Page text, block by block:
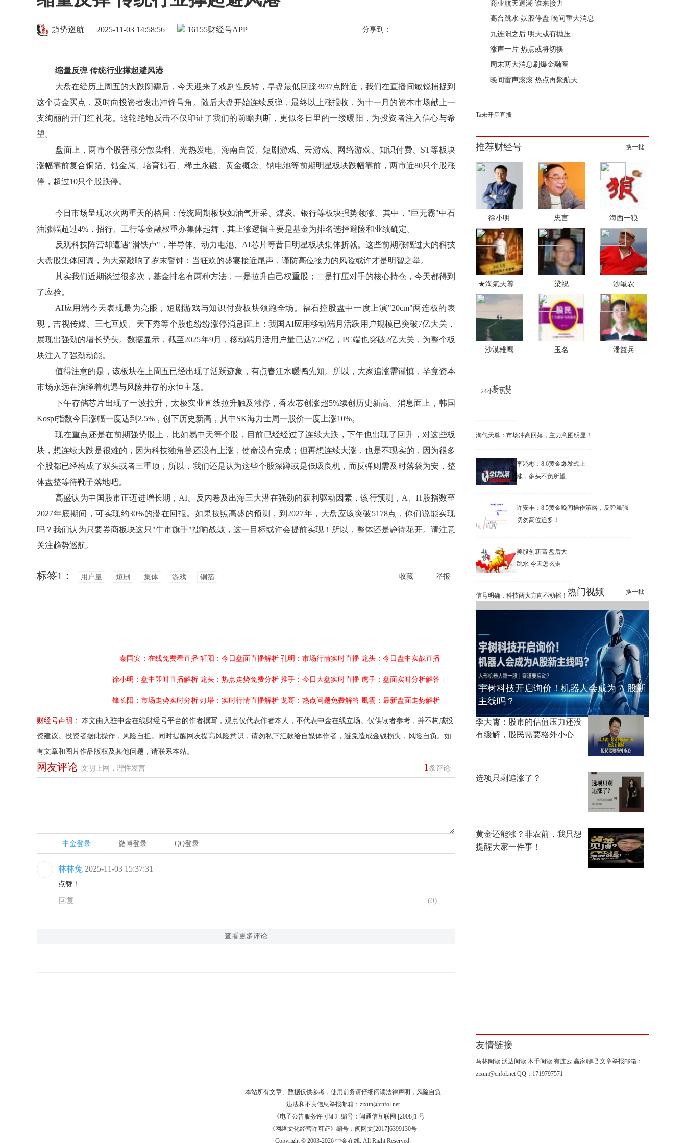
财经号APP
趋势巡航 2025-11-03 14:58:56 16155 分享到：
缩量反弹 传统行业撑起避风港
大盘在经历上周五的大跌阴霾后，今天迎来了戏剧性反转，早盘最低回踩3937点附近，我们在直播间敏锐捕捉到
这个黄金买点，及时向投资者发出冲锋号角。随后大盘开始连续反弹，最终以上涨报收，为十一月的资本市场献上一
支绚丽的开门红礼花。这轮绝地反击不仅印证了我们的前瞻判断，更似冬日里的一缕暖阳，为投资者注入信心与希
望。
盘面上，两市个股普涨分散染料、光热发电、海南自贸、短剧游戏、云游戏、网络游戏、知识付费、ST等板块
涨幅靠前复合铜箔、钴金属、培育钻石、稀土永磁、黄金概念、钠电池等前期明星板块跌幅靠前，两市近80只个股涨
停，超过10只个股跌停。
今日市场呈现冰火两重天的格局：传统周期板块如油气开采、煤炭、银行等板块强势领涨。其中，"巨无霸"中石
油涨幅超过4%，招行、工行等金融权重亦集体起舞，其上涨逻辑主要是基金为排名选择避险和业绩确定。
反观科技阵营却遭遇"滑铁卢"，半导体、动力电池、AI芯片等昔日明星板块集体折戟。这些前期涨幅过大的科技
大盘股集体回调，为大家敲响了岁末警钟：当狂欢的盛宴接近尾声，谨防高位接力的风险或许才是明智之举。
其实我们近期谈过很多次，基金排名有两种方法，一是拉升自己权重股；二是打压对手的核心持仓，今天都得到
了应验。
AI应用端今天表现最为亮眼，短剧游戏与知识付费板块领跑全场。福石控股盘中一度上演"20cm"两连板的表
现，吉视传媒、三七互娱、天下秀等个股也纷纷涨停消息面上：我国AI应用移动端月活跃用户规模已突破7亿大关，
展现出强劲的增长势头。数据显示，截至2025年9月，移动端月活用户量已达7.29亿，PC端也突破2亿大关，为整个板
块注入了强劲动能。
值得注意的是，该板块在上周五已经出现了活跃迹象，有点春江水暖鸭先知。所以，大家追涨需谨慎，毕竟资本
市场永远在演绎着机遇与风险并存的永恒主题。
下午存储芯片出现了一波拉升，太极实业直线拉升触及涨停，香农芯创涨超5%续创历史新高。消息面上，韩国
Kospi指数今日涨幅一度达到2.5%，创下历史新高，其中SK海力士周一股价一度上涨10%。
现在重点还是在前期强势股上，比如易中天等个股，目前已经经过了连续大跌，下午也出现了回升，对这些板
块，想连续大跌是很难的，因为科技独角兽还没有上涨，使命没有完成；但再想连续大涨，也是不现实的，因为很多
个股都已经构成了双头或者三重顶，所以，我们还是认为这些个股深蹲或是低吸良机，而反弹则需及时落袋为安，整
体盘整等待靴子落地吧。
高盛认为中国股市正迈进增长期，AI、反内卷及出海三大潜在强劲的获利驱动因素，该行预测，A、H股指数至
2027年底期间，可实现约30%的潜在回报。如果按照高盛的预测，到2027年，大盘应该突破5178点，你们说能实现
吗？我们认为只要券商板块这只"牛市旗手"擂响战鼓，这一目标或许会提前实现！所以，整体还是静待花开。请注意
关注趋势巡航。
收藏 举报
标签1： 用户量 短剧 集体 游戏 铜箔
秦国安：在线免费看直播 轩阳：今日盘面直播解析 孔明：市场行情实时直播 龙头：今日盘中实战直播
徐小明：盘中即时直播解析 龙头：热点走势免费分析 推手：今日大盘实时直播 虎子：盘面实时分析解答
锋长阳：市场走势实时分析 灯塔：实时行情直播解析 龙哥：热点问题免费解答 風雲：最新盘面走势解析
财经号声明：
本文由入驻中金在线财经号平台的作者撰写，观点仅代表作者本人，不代表中金在线立场。仅供读者参考，并不构成投
资建议。投资者据此操作，风险自担。同时提醒网友提高风险意识，请勿私下汇款给自媒体作者，避免造成金钱损失，风险自负。如
有文章和图片作品版权及其他问题，请联系本站。
1 条评论
网友评论 文明上网，理性发言
中金登录 微博登录 QQ登录
林林兔 2025-11-03 15:37:31
点赞！
回复 (0)
查看更多评论
商业航天退潮 谁来接力
高台跳水 妖股停盘 晚间重大消息
九连阳之后 明天或有抛压
涨声一片 热点或将切换
周末两大消息刷爆金融圈
晚间雷声滚滚 热点再聚航天
Ta未开启直播
推荐财经号 换一批
徐小明 忠言 海西一狼
★淘氣天尊... 梁祝 沙黾农
沙漠雄鹰 玉名 潘益兵
24小时热文
换一批
淘气天尊：市场冲高回落，主力意图明显！
李鸿彬：8.6黄金爆发式上
涨，多头不负所望
许安丰：8.5黄金晚间操作策略，反弹虽强
切勿高位追多！
美股创新高 盘后大
跳水 今天怎么走
信号明确，科技两大方向不动摇！ 热门视频 换一批
宇树科技开启询价！机器人会成为 A 股新
主线吗？
李大霄：股市的估值压力还没
有缓解，股民需要格外小心
选项只剩追涨了？
黄金还能涨？非农前，我只想
提醒大家一件事！
友情链接
马林阅读 沃达阅读 木千阅读 有连云 赢家聊吧 文章举报邮箱：
zixun@cnfol.net QQ：1719797571
本站所有文章、数据仅供参考，使用前务请仔细阅读法律声明 ，风险自负
违法和不良信息举报邮箱： zixun@cnfol.net
《电子公告服务许可证》编号：闽通信互联网 [2008]1 号
《网络文化经营许可证》编号：闽网文[2017]6399130号
Copyright © 2003-2026 中金在线. All Right Reserved.